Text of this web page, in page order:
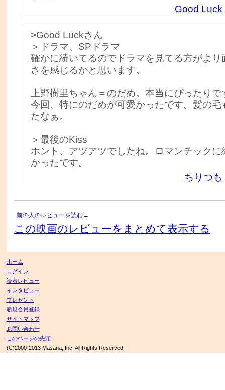
Good Luck
>Good Luckさん
＞ドラマ、SPドラマ
確かに続いてるのでドラマを見てる方がより
さを感じるかと思います。
上野樹里ちゃん＝のだめ。本当にぴったりで
今回、特にのだめが可愛かったです。髪の毛
たなぁ。
＞最後のKiss
ホント、アツアツでしたね。ロマンチックに
かったです。
ちりつも
前の人のレビューを読む←
この映画のレビューをまとめて表示する
ホーム
ログイン
読者レビュー
インタビュー
プレゼント
新規会員登録
サイトマップ
お問い合わせ
このページの先頭
(C)2000-2013 Masana, Inc. All Rights Reserved.